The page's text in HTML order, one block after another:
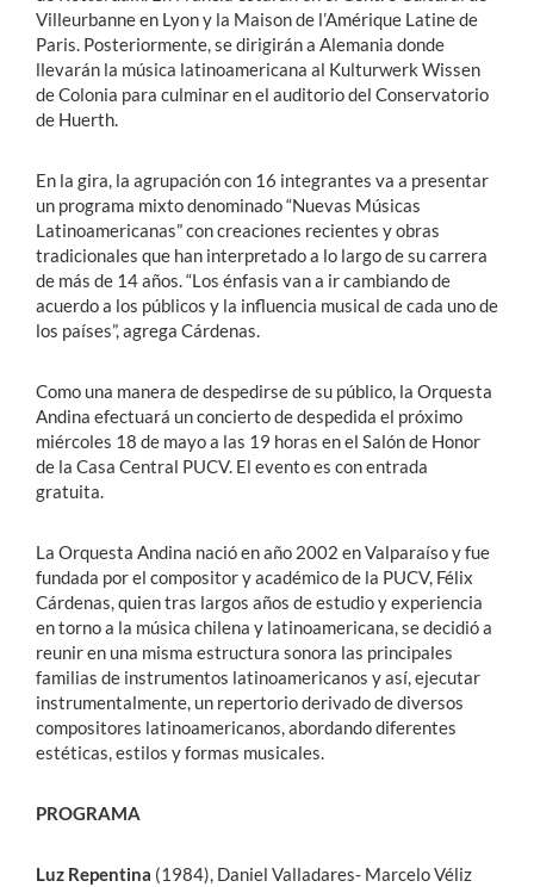
Villeurbanne en Lyon y la Maison de l’Amérique Latine de
Paris. Posteriormente, se dirigirán a Alemania donde
llevarán la música latinoamericana al Kulturwerk Wissen
de Colonia para culminar en el auditorio del Conservatorio
de Huerth.
En la gira, la agrupación con 16 integrantes va a presentar
un programa mixto denominado “Nuevas Músicas
Latinoamericanas” con creaciones recientes y obras
tradicionales que han interpretado a lo largo de su carrera
de más de 14 años. “Los énfasis van a ir cambiando de
acuerdo a los públicos y la influencia musical de cada uno de
los países”, agrega Cárdenas.
Como una manera de despedirse de su público, la Orquesta
Andina efectuará un concierto de despedida el próximo
miércoles 18 de mayo a las 19 horas en el Salón de Honor
de la Casa Central PUCV. El evento es con entrada
gratuita.
La Orquesta Andina nació en año 2002 en Valparaíso y fue
fundada por el compositor y académico de la PUCV, Félix
Cárdenas, quien tras largos años de estudio y experiencia
en torno a la música chilena y latinoamericana, se decidió a
reunir en una misma estructura sonora las principales
familias de instrumentos latinoamericanos y así, ejecutar
instrumentalmente, un repertorio derivado de diversos
compositores latinoamericanos, abordando diferentes
estéticas, estilos y formas musicales.
PROGRAMA
Luz Repentina (1984), Daniel Valladares- Marcelo Véliz